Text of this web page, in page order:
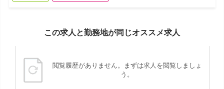
この求人と勤務地が同じオススメ求人
閲覧履歴がありません。まずは求人を閲覧しましょ
う。